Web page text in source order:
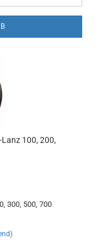
100, 200,
300, 500, 700